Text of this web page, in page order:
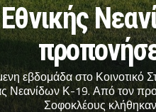
εβδομάδα στο
Νεανίδων Κ-19. Από τον
Σοφοκλέους κλήθηκαν